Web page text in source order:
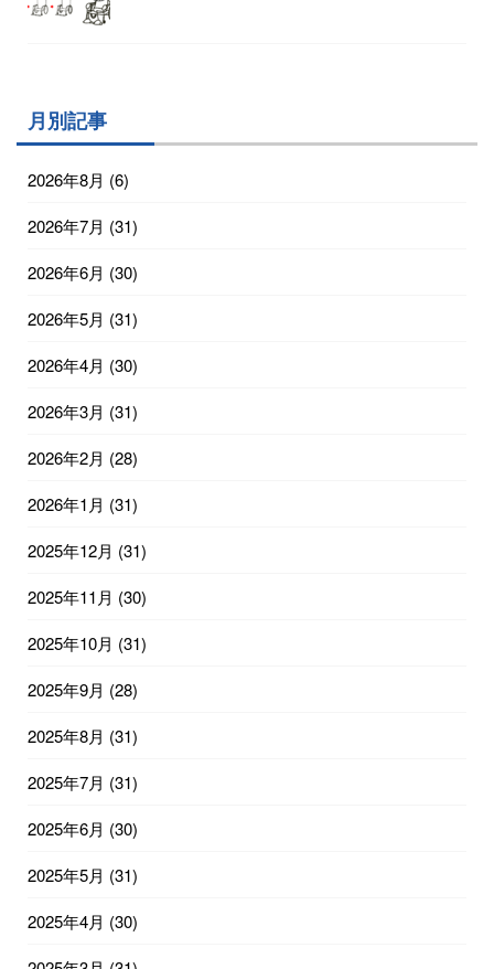
月別記事
2026年8月 (6)
2026年7月 (31)
2026年6月 (30)
2026年5月 (31)
2026年4月 (30)
2026年3月 (31)
2026年2月 (28)
2026年1月 (31)
2025年12月 (31)
2025年11月 (30)
2025年10月 (31)
2025年9月 (28)
2025年8月 (31)
2025年7月 (31)
2025年6月 (30)
2025年5月 (31)
2025年4月 (30)